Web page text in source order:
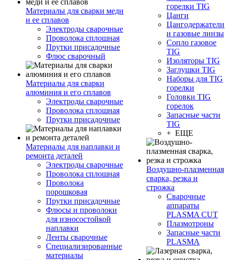
Материалы для сварки меди
и ее сплавов
Электроды сварочные
Проволока сплошная
Прутки присадочные
Флюс сварочный
Материалы для сварки
алюминия и его сплавов
Электроды сварочные
Проволока сплошная
Прутки присадочные
Материалы для наплавки и
ремонта деталей
Электроды сварочные
Проволока сплошная
Проволока
порошковая
Прутки присадочные
Флюсы и проволоки
для износостойкой
наплавки
Ленты сварочные
Специализированные
материалы
горелки TIG
Цанги
Цангодержатели
и газовые линзы
Сопло газовое
TIG
Изоляторы TIG
Заглушки TIG
Наборы для TIG
горелки
Головки TIG
горелок
Запасные части
TIG
+ ЕЩЕ
Воздушно-плазменная
сварка, резка и
строжка
Сварочные
аппараты
PLASMA CUT
Плазмотроны
Запасные части
PLASMA